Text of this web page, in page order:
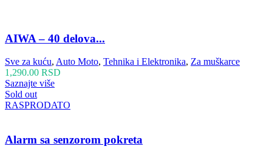
AIWA – 40 delova...
Sve za kuću, Auto Moto, Tehnika i Elektronika, Za muškarce
1,290.00 RSD
Saznajte više
Sold out
RASPRODATO
Alarm sa senzorom pokreta